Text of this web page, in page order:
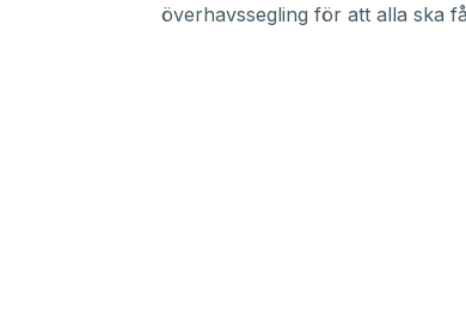
överhavssegling för att alla ska